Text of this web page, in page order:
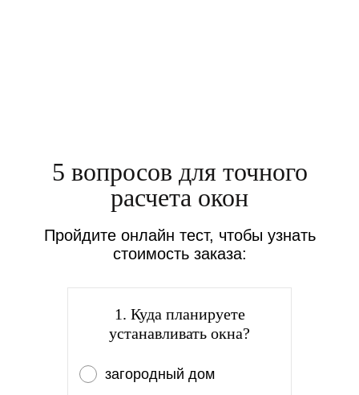
Клиент: Александр Малков
Москва, Улица Рословка, дом 8
Клиент: Анастасия Уханова
Москва, Косинская улица, дом 9
Клиент: Иван Халезин
Москва, Ленинский проспект, дом 16
Клиент: Иванов Кирилл Дмитриевич
Москва, ул. Озёрная, дом 20, кв. 4
5 вопросов для точного
расчета окон
Пройдите онлайн тест, чтобы узнать
стоимость заказа:
1. Куда планируете
устанавливать окна?
загородный дом